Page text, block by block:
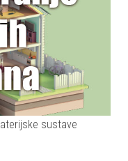
sustave